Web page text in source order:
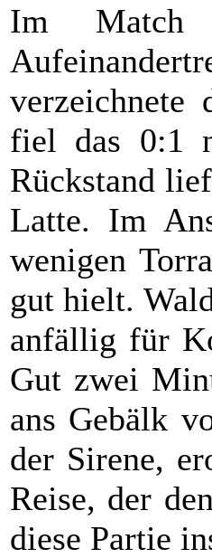
Im Match
verzeichnete
fiel das 0:1
Rückstand
Latte. Im
wenigen
gut hielt.
anfällig für
Gut zwei
ans Gebälk
der Sirene,
Reise, der
diese Partie